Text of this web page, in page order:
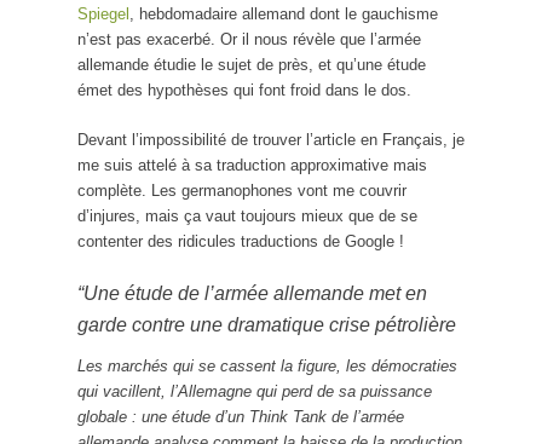
Spiegel , hebdomadaire allemand dont le gauchisme
n’est pas exacerbé. Or il nous révèle que l’armée
allemande étudie le sujet de près, et qu’une étude
émet des hypothèses qui font froid dans le dos.
Devant l’impossibilité de trouver l’article en Français, je
me suis attelé à sa traduction approximative mais
complète. Les germanophones vont me couvrir
d’injures, mais ça vaut toujours mieux que de se
contenter des ridicules traductions de Google !
“Une étude de l’armée allemande met en
garde contre une dramatique crise pétrolière
Les marchés qui se cassent la figure, les démocraties
qui vacillent, l’Allemagne qui perd de sa puissance
globale : une étude d’un Think Tank de l’armée